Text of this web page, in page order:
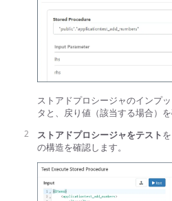
ストアドプロシージャのインプ
タと、戻り値（該当する場合）
ストアドプロシージャをテスト
の構造を確認します。